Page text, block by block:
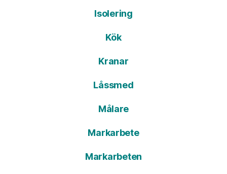
Isolering
Kök
Kranar
Låssmed
Målare
Markarbete
Markarbeten